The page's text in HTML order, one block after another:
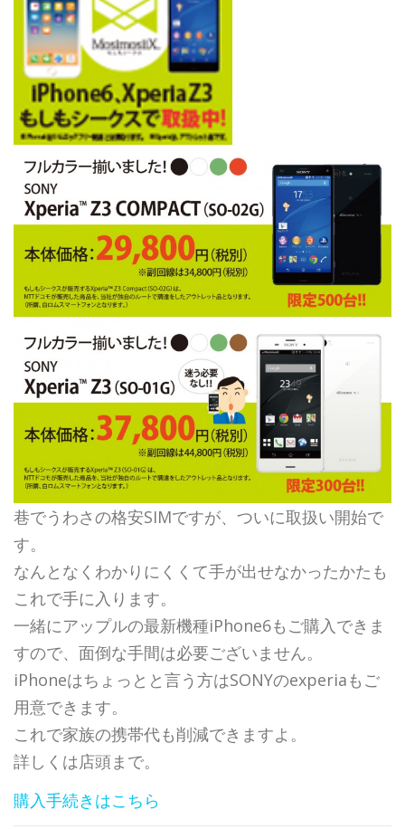
巷でうわさの格安SIMですが、ついに取扱い開始で
す。
なんとなくわかりにくくて手が出せなかったかたも
これで手に入ります。
一緒にアップルの最新機種iPhone6もご購入できま
すので、面倒な手間は必要ございません。
iPhoneはちょっとと言う方はSONYのexperiaもご
用意できます。
これで家族の携帯代も削減できますよ。
詳しくは店頭まで。
購入手続きはこちら